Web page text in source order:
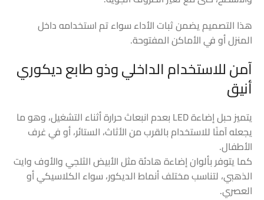
هذا التصميم يضمن ثبات الأداء سواء تم استخدامه داخل
المنزل أو في الأماكن المفتوحة.
آمن للاستخدام الداخلي وذو طابع ديكوري
أنيق
يتميز حبل إضاءة LED بعدم انبعاث حرارة أثناء التشغيل، وهو ما
يجعله آمنًا للاستخدام بالقرب من الأثاث، الستائر، أو في غرف
الأطفال.
كما يتوفر بألوان إضاءة هادئة مثل الأبيض الثلجي والأوف وايت
الذهبي، لتناسب مختلف أنماط الديكور، سواء الكلاسيكي أو
العصري.